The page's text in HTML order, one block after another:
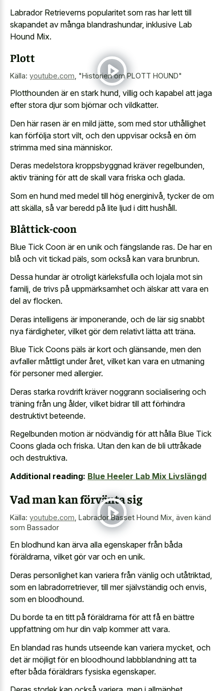
Labrador Retrieverns popularitet som ras har lett till
skapandet av många blandrashundar, inklusive Lab
Hound Mix.
Plott
Källa: youtube.com "Historien om PLOTT HOUND"
Plotthounden är en stark hund, villig och kapabel att jaga
efter stora djur som björnar och vildkatter.
Den här rasen är en mild jätte, som med stor uthållighet
kan förfölja stort vilt, och den uppvisar också en öm
strimma med sina människor.
Deras medelstora kroppsbyggnad kräver regelbunden,
aktiv träning för att de skall vara friska och glada.
Som en hund med medel till hög energinivå, tycker de om
att skälla, så var beredd på lite ljud i ditt hushåll.
Blåttick-coon
Blue Tick Coon är en unik och fängslande ras. De har en
blå och vit tickad päls, som också kan vara brunbrun.
Dessa hundar är otroligt kärleksfulla och lojala mot sin
familj, de trivs på uppmärksamhet och älskar att vara en
del av flocken.
Deras intelligens är imponerande, och de lär sig snabbt
nya färdigheter, vilket gör dem relativt lätta att träna.
Blue Tick Coons päls är kort och glänsande, men den
avfaller måttligt under året, vilket kan vara en utmaning
för personer med allergier.
Deras starka rovdrift kräver noggrann socialisering och
träning från ung ålder, vilket bidrar till att förhindra
destruktivt beteende.
Regelbunden motion är nödvändig för att hålla Blue Tick
Coons glada och friska. Utan den kan de bli uttråkade
och destruktiva.
Additional reading: Blue Heeler Lab Mix Livslängd
Vad man kan förvänta sig
Källa: youtube.com Labrador Basset Hound Mix, även känd
som Bassador
En blodhund kan ärva alla egenskaper från båda
föräldrarna, vilket gör var och en unik.
Deras personlighet kan variera från vänlig och utåtriktad,
som en labradorretriever, till mer självständig och envis,
som en bloodhound.
Du borde ta en titt på föräldrarna för att få en bättre
uppfattning om hur din valp kommer att vara.
En blandad ras hunds utseende kan variera mycket, och
det är möjligt för en bloodhound labbblandning att ta
efter båda föräldrars fysiska egenskaper.